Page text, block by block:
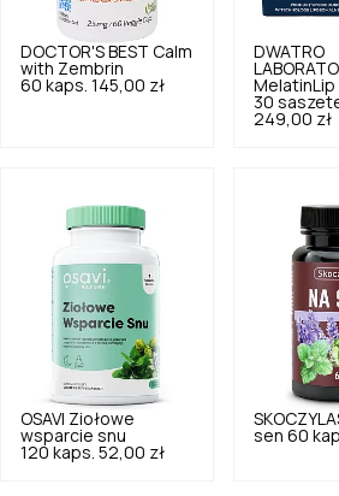
DOCTOR'S BEST Calm
with Zembrin
60 kaps. 145,00 zł
DWATRO
30
249,00 zł
OSAVI Ziołowe
wsparcie snu
120 kaps. 52,00 zł
sen 60